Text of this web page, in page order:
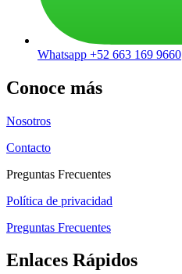
Whatsapp +52 663 169 9660
Conoce más
Nosotros
Contacto
Preguntas Frecuentes
Política de privacidad
Preguntas Frecuentes
Enlaces Rápidos